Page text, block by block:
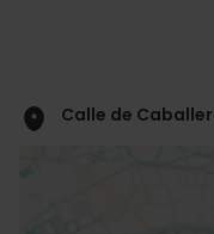
Calle de